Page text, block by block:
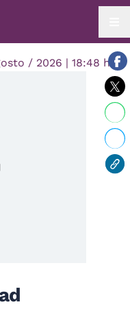
/ 2026 | 18:48 hrs.